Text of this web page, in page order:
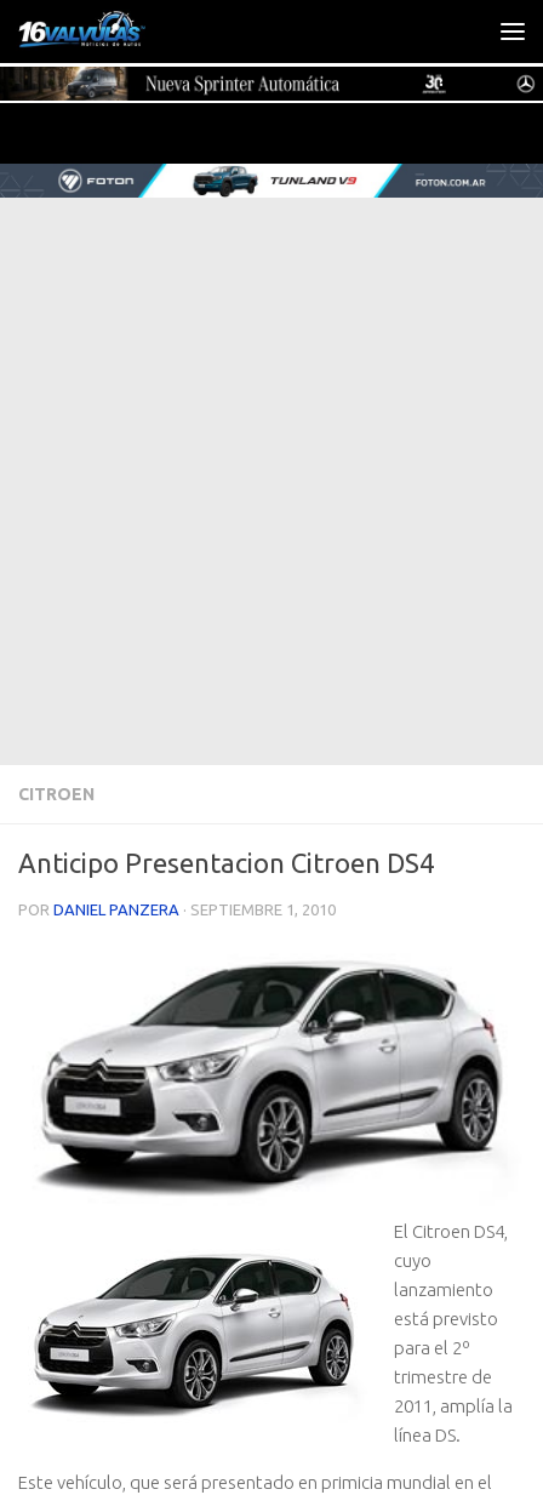
Saltar al contenido
CITROEN
Anticipo Presentacion Citroen DS4
POR DANIEL PANZERA · SEPTIEMBRE 1, 2010
El Citroen DS4,
cuyo
lanzamiento
está previsto
para el 2º
trimestre de
2011, amplía la
línea DS.
Este vehículo, que será presentado en primicia mundial en el